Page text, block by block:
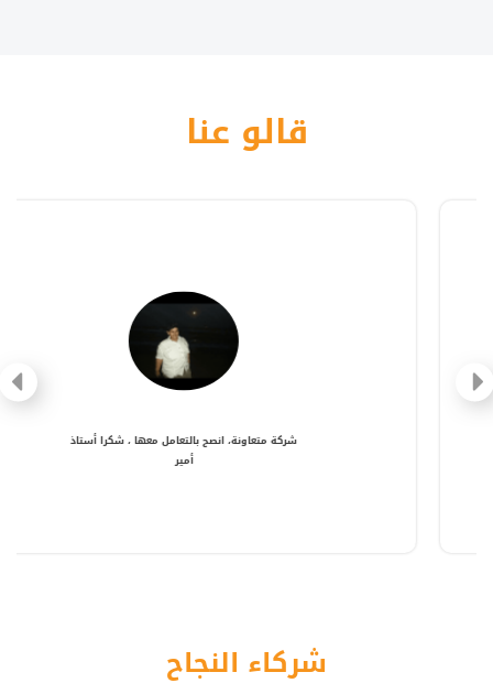
قالو عنا
شركة متعاونة، انصح بالتعامل معها ، شكرا أستاذ
شركاء النجاح